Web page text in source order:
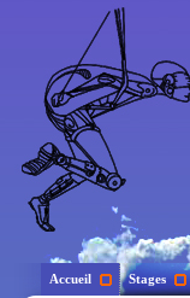
Accueil Stages